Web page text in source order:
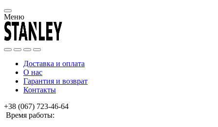
Меню
Доставка и оплата
О нас
Гарантия и возврат
Контакты
+38 (067) 723-46-64
Время работы: